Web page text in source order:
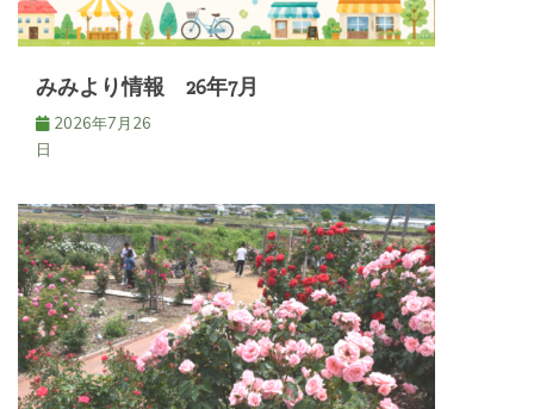
みみより情報 26年7月
2026年7月26
日